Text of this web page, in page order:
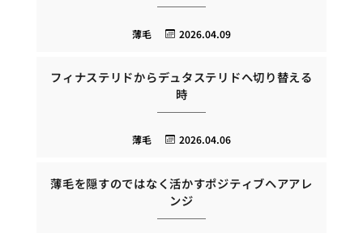
2026.04.09
薄毛
フィナステリドからデュタステリドへ切り替える
時
2026.04.06
薄毛
薄毛を隠すのではなく活かすポジティブヘアアレ
ンジ